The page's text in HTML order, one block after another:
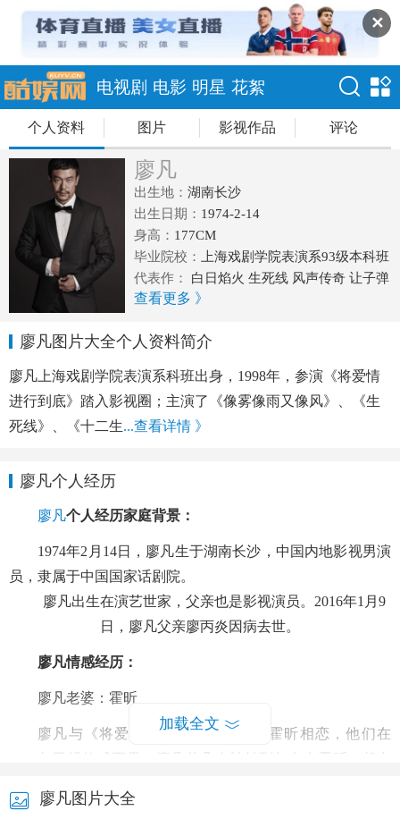
✕
电视剧 电影 明星 花絮
个人资料 图片 影视作品 评论
廖凡
出生地： 湖南长沙
出生日期： 1974-2-14
身高： 177CM
毕业院校：
上海戏剧学院表演系93级本科班
代表作：
白日焰火 生死线 风声传奇 让子弹
飞 命中注定
查看更多 》
廖凡图片大全个人资料简介
廖凡上海戏剧学院表演系科班出身，1998年，参演《将爱情
进行到底》踏入影视圈；主演了《像雾像雨又像风》、《生
死线》、《十二生...查看详情 》
廖凡个人经历
廖凡个人经历家庭背景：
1974年2月14日，廖凡生于湖南长沙，中国内地影视男演
员，隶属于中国国家话剧院。
廖凡出生在演艺世家，父亲也是影视演员。2016年1月9
日，廖凡父亲廖丙炎因病去世。
廖凡情感经历：
廖凡老婆：霍昕
廖凡与《将爱情进行到底》的编剧霍昕相恋，他们在
2010年已经修成正果。廖凡曾几次被拍到与女友霍昕一起出
认。廖凡事业攀升，好戏不断，背后霍昕出力不小，两人相
加载全文
廖凡图片大全